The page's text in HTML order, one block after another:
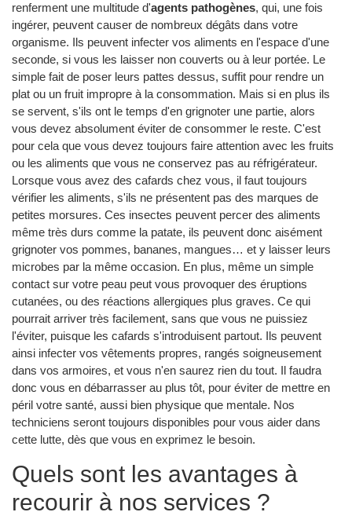
renferment une multitude d'agents pathogènes, qui, une fois
ingérer, peuvent causer de nombreux dégâts dans votre
organisme. Ils peuvent infecter vos aliments en l'espace d'une
seconde, si vous les laisser non couverts ou à leur portée. Le
simple fait de poser leurs pattes dessus, suffit pour rendre un
plat ou un fruit impropre à la consommation. Mais si en plus ils
se servent, s'ils ont le temps d'en grignoter une partie, alors
vous devez absolument éviter de consommer le reste. C'est
pour cela que vous devez toujours faire attention avec les fruits
ou les aliments que vous ne conservez pas au réfrigérateur.
Lorsque vous avez des cafards chez vous, il faut toujours
vérifier les aliments, s'ils ne présentent pas des marques de
petites morsures. Ces insectes peuvent percer des aliments
même très durs comme la patate, ils peuvent donc aisément
grignoter vos pommes, bananes, mangues… et y laisser leurs
microbes par la même occasion. En plus, même un simple
contact sur votre peau peut vous provoquer des éruptions
cutanées, ou des réactions allergiques plus graves. Ce qui
pourrait arriver très facilement, sans que vous ne puissiez
l'éviter, puisque les cafards s'introduisent partout. Ils peuvent
ainsi infecter vos vêtements propres, rangés soigneusement
dans vos armoires, et vous n'en saurez rien du tout. Il faudra
donc vous en débarrasser au plus tôt, pour éviter de mettre en
péril votre santé, aussi bien physique que mentale. Nos
techniciens seront toujours disponibles pour vous aider dans
cette lutte, dès que vous en exprimez le besoin.
Quels sont les avantages à
recourir à nos services ?